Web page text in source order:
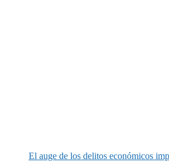
El auge de los delitos económicos